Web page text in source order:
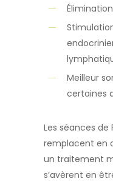
Meilleur
certaines
Les séances de
remplacent en
un traitement
s’avèrent en